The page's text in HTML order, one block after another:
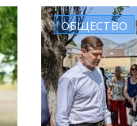
ОБЩЕСТВО